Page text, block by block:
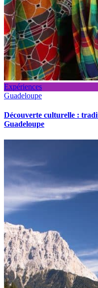
Expériences
Guadeloupe
Découverte culturelle :
Guadeloupe